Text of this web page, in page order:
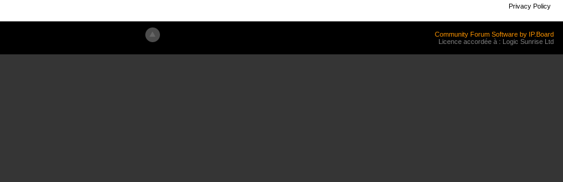
Privacy Policy
Community Forum Software by IP.Board
Licence accordée à : Logic Sunrise Ltd